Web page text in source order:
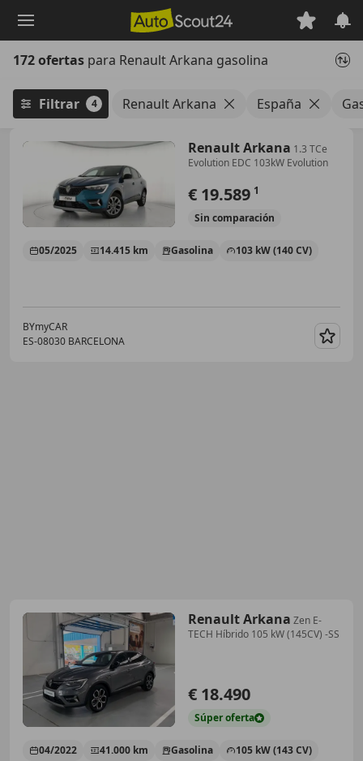
principal
172 ofertas para Renault Arkana gasolina
Filtrar 4 Renault Arkana España
Renault Arkana 1.3 TCe
Evolution EDC 103kW Evolution
€ 19.589 1
Sin comparación
05/2025 14.415 km Gasolina 103 kW (140 CV)
BYmyCAR
ES-08030 BARCELONA
Renault Arkana Zen E-
TECH Híbrido 105 kW (145CV) -SS
€ 18.490
Súperoferta
04/2022 41.000 km Gasolina
105 kW (143 CV)